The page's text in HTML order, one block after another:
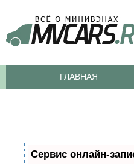
ГЛАВНАЯ
Сервис онлайн-